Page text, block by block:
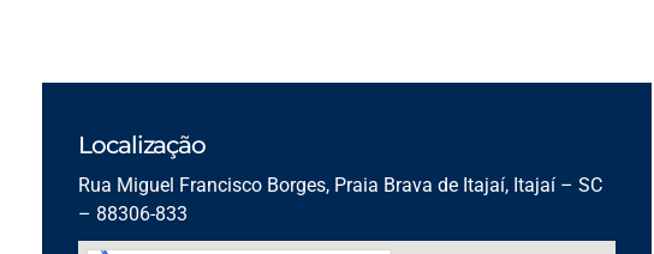
Localização
Rua Miguel Francisco Borges, Praia Brava de Itajaí, Itajaí – SC
– 88306-833